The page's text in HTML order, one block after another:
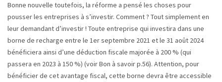
Bonne nouvelle toutefois, la réforme a pensé les choses pour
pousser les entreprises à s’investir. Comment ? Tout simplement en
leur demandant d’investir ! Toute entreprise qui investira dans une
borne de recharge entre le 1er septembre 2021 et le 31 août 2024
bénéficiera ainsi d’une déduction fiscale majorée à 200 % (qui
passera en 2023 à 150 %) (voir Bon à savoir p.56). Attention, pour
bénéficier de cet avantage fiscal, cette borne devra être accessible